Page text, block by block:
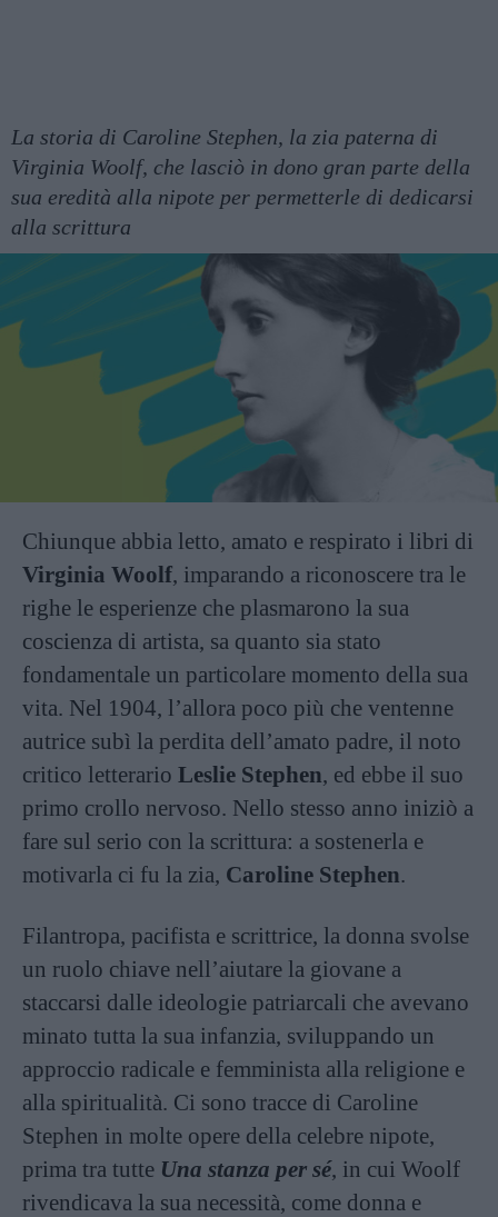
La storia di Caroline Stephen, la zia paterna di
Virginia Woolf, che lasciò in dono gran parte della
sua eredità alla nipote per permetterle di dedicarsi
alla scrittura
Chiunque abbia letto, amato e respirato i libri di
Virginia Woolf, imparando a riconoscere tra le
righe le esperienze che plasmarono la sua
coscienza di artista, sa quanto sia stato
fondamentale un particolare momento della sua
vita. Nel 1904, l’allora poco più che ventenne
autrice subì la perdita dell’amato padre, il noto
critico letterario Leslie Stephen, ed ebbe il suo
primo crollo nervoso. Nello stesso anno iniziò a
fare sul serio con la scrittura: a sostenerla e
motivarla ci fu la zia, Caroline Stephen.
Filantropa, pacifista e scrittrice, la donna svolse
un ruolo chiave nell’aiutare la giovane a
staccarsi dalle ideologie patriarcali che avevano
minato tutta la sua infanzia, sviluppando un
approccio radicale e femminista alla religione e
alla spiritualità. Ci sono tracce di Caroline
Stephen in molte opere della celebre nipote,
prima tra tutte Una stanza per sé, in cui Woolf
rivendicava la sua necessità, come donna e